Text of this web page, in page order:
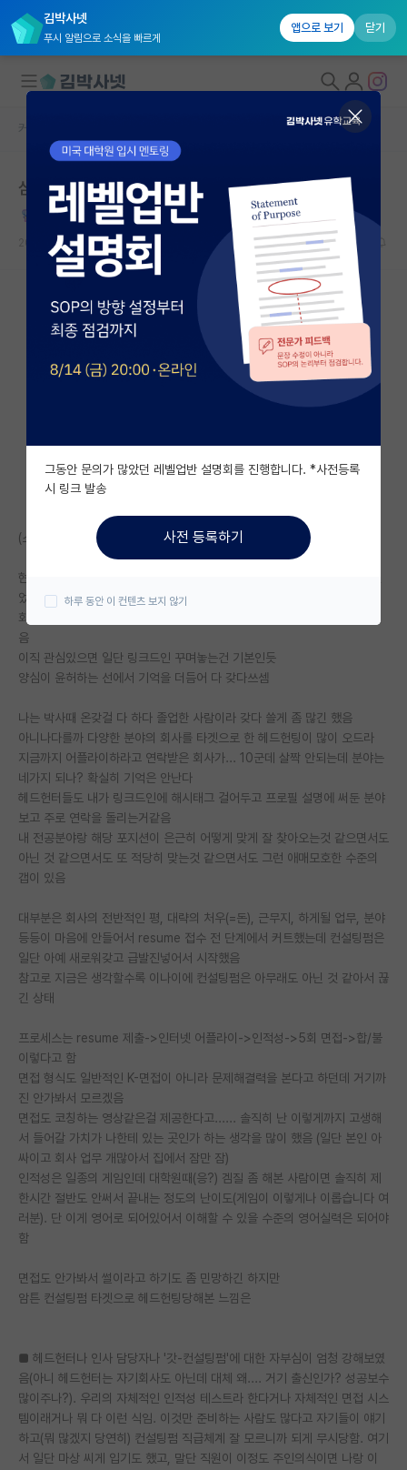
김박사넷
푸시 알림으로 소식을 빠르게
앱으로 보기 닫기
대학원생 모집
국내대학원 정보
연구실&오픈랩
커뮤니티
커뮤니티 홈
전체글보기
베스트 게시판
자유 게시판(아무개랩)
미국 유학 게시판
미국 대학원 합격 후기 게시판
대학원생 모집 게시판
연구실(PI) 홍보 게시판
석박사 채용 정보 게시판
학부 인턴 게시판
취업 게시판
임용 후기 게시판
PI 전용 게시판
인문사회 계열 게시판
특수/전문대학원 게시판
반도체/AI 게시판
장학금/장학생 게시판
홍보 게시판
커리어
유학교육
이벤트
반도체 아카데미
커뮤니티 홈
심심해서 쓰는 헤드헌팅당한 썰
성실한 장자크 루소
2021.10.01 11645
(스압주의)
현재 직장인이고 여러 경험이 하고싶어 한동안 다른 쪽 직장을 알아보고 있
었음
회사에서 현타 빡세게 맞은 하루 퇴근 후 링크드인 프로필정보 빡세게 채웠
음
이직 관심있으면 일단 링크드인 꾸며놓는건 기본인듯
양심이 윤허하는 선에서 기억을 더듬어 다 갖다쓰셈
나는 박사때 온갖걸 다 하다 졸업한 사람이라 갖다 쓸게 좀 많긴 했음
아니나다를까 다양한 분야의 회사를 타겟으로 한 헤드헌팅이 많이 오드라
지금까지 어플라이하라고 연락받은 회사가... 10군데 살짝 안되는데 분야는
네가지 되나? 확실히 기억은 안난다
헤드헌터들도 내가 링크드인에 해시태그 걸어두고 프로필 설명에 써둔 분야
보고 주로 연락을 돌리는거같음
내 전공분야랑 해당 포지션이 은근히 어떻게 맞게 잘 찾아오는것 같으면서도
아닌 것 같으면서도 또 적당히 맞는것 같으면서도 그런 애매모호한 수준의
갭이 있음
대부분은 회사의 전반적인 평, 대략의 처우(=돈), 근무지, 하게될 업무, 분야
등등이 마음에 안들어서 resume 접수 전 단계에서 커트했는데 컨설팅펌은
일단 아예 새로워갖고 급발진넣어서 시작했음
참고로 지금은 생각할수록 이나이에 컨설팅펌은 아무래도 아닌 것 같아서 끊
긴 상태
프로세스는 resume 제출->인터넷 어플라이->인적성->5회 면접->합/불
이렇다고 함
면접 형식도 일반적인 K-면접이 아니라 문제해결력을 본다고 하던데 거기까
진 안가봐서 모르겠음
면접도 코칭하는 영상같은걸 제공한다고...... 솔직히 난 이렇게까지 고생해
서 들어갈 가치가 나한테 있는 곳인가 하는 생각을 많이 했음 (일단 본인 아
싸이고 회사 업무 개많아서 집에서 잠만 잠)
인적성은 일종의 게임인데 대학원때(응?) 겜질 좀 해본 사람이면 솔직히 제
한시간 절반도 안써서 끝내는 정도의 난이도(게임이 이렇게나 이롭습니다 여
러분). 단 이게 영어로 되어있어서 이해할 수 있을 수준의 영어실력은 되어야
함
면접도 안가봐서 썰이라고 하기도 좀 민망하긴 하지만
암튼 컨설팅펌 타겟으로 헤드헌팅당해본 느낌은
■ 헤드헌터나 인사 담당자나 '갓-컨설팅펌'에 대한 자부심이 엄청 강해보였
음(아니 헤드헌터는 자기회사도 아닌데 대체 왜.... 거기 출신인가? 성공보수
많이주나?). 우리의 자체적인 인적성 테스트라 한다거나 자체적인 면접 시스
템이래거나 뭐 다 이런 식임. 이것만 준비하는 사람도 많다고 자기들이 얘기
하고(뭐 많겠지 당연히) 컨설팅펌 직급체계 잘 모르니까 되게 무시당함. 여기
서 일단 마상 씨게 입기도 했고, 말단 직원이 이정도 주인의식이면 나랑 이
그동안 문의가 많았던 레벨업반 설명회를 진행합니다. *사전등록
시 링크 발송
사전 등록하기
하루 동안 이 컨텐츠 보지 않기